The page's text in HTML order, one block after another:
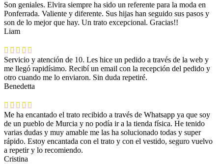
Son geniales. Elvira siempre ha sido un referente para la moda en
Ponferrada. Valiente y diferente. Sus hijas han seguido sus pasos y
son de lo mejor que hay. Un trato excepcional. Gracias!!
Liam
Servicio y atención de 10. Les hice un pedido a través de la web y
me llegó rapidísimo. Recibí un email con la recepción del pedido y
otro cuando me lo enviaron. Sin duda repetiré.
Benedetta
Me ha encantado el trato recibido a través de Whatsapp ya que soy
de un pueblo de Murcia y no podía ir a la tienda física. He tenido
varias dudas y muy amable me las ha solucionado todas y super
rápido. Estoy encantada con el trato y con el vestido, seguro vuelvo
a repetir y lo recomiendo.
Cristina